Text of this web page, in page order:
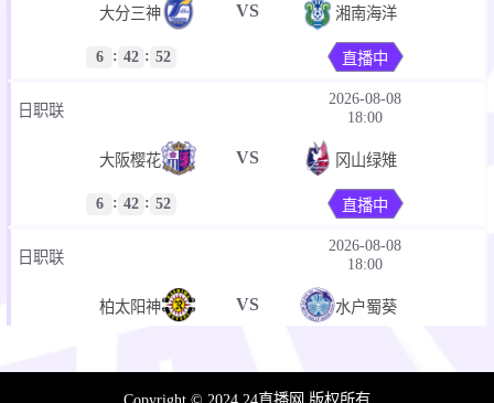
大分三神 VS 湘南海洋
6 : 42 : 52 直播中
日职联
2026-08-08
18:00
大阪樱花 VS 冈山绿雉
6 : 42 : 52 直播中
日职联
2026-08-08
18:00
柏太阳神 VS 水户蜀葵
2026-08-08
Copyright © 2024 24直播网 版权所有